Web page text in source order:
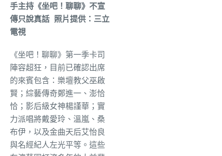
手主持《坐吧！聊聊》不宣
傳只說真話 照片提供：三立
電視
《坐吧！聊聊》第一季卡司
陣容超狂，目前已確認出席
的來賓包含：樂壇教父巫啟
賢；綜藝傳奇鄭進一、澎恰
恰；影后級女神楊謹華；實
力派唱將戴愛玲、溫嵐、桑
布伊，以及金曲天后艾怡良
與名經紀人左光平等。這些